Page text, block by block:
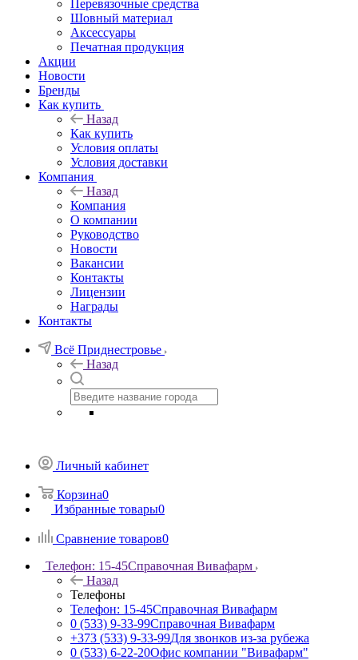
Перевязочные средства
Шовный материал
Аксессуары
Печатная продукция
Акции
Новости
Бренды
Как купить
Назад
Как купить
Условия оплаты
Условия доставки
Компания
Назад
Компания
О компании
Руководство
Новости
Вакансии
Контакты
Лицензии
Награды
Контакты
Всё Приднестровье
Назад
Личный кабинет
Корзина0
Избранные товары0
Сравнение товаров0
Телефон: 15-45Справочная Вивафарм
Назад
Телефоны
Телефон: 15-45Справочная Вивафарм
0 (533) 9-33-99Справочная Вивафарм
+373 (533) 9-33-99Для звонков из-за рубежа
0 (533) 6-22-20Офис компании "Вивафарм"